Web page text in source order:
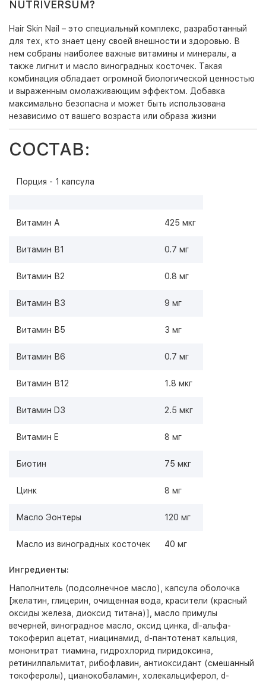
NUTRIVERSUM?
Hair Skin Nail – это специальный комплекс, разработанный
для тех, кто знает цену своей внешности и здоровью. В
нем собраны наиболее важные витамины и минералы, а
также лигнит и масло виноградных косточек. Такая
комбинация обладает огромной биологической ценностью
и выраженным омолаживающим эффектом. Добавка
максимально безопасна и может быть использована
независимо от вашего возраста или образа жизни
СОСТАВ:
Порция - 1 капсула
Витамин А 425 мкг
Витамин В1 0.7 мг
Витамин В2 0.8 мг
Витамин В3 9 мг
Витамин В5 3 мг
Витамин В6 0.7 мг
Витамин В12 1.8 мкг
Витамин D3 2.5 мкг
Витамин E 8 мг
Биотин 75 мкг
Цинк 8 мг
Масло Эонтеры 120 мг
Масло из виноградных косточек 40 мг
Ингредиенты:
Наполнитель (подсолнечное масло), капсула оболочка
[желатин, глицерин, очищенная вода, красители (красный
оксиды железа, диоксид титана)], масло примулы
вечерней, виноградное масло, оксид цинка, dl-альфа-
токоферил ацетат, ниацинамид, d-пантотенат кальция,
мононитрат тиамина, гидрохлорид пиридоксина,
ретинилпальмитат, рибофлавин, антиоксидант (смешанный
токоферолы), цианокобаламин, холекальциферол, d-